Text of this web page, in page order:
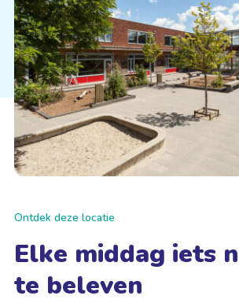
Ontdek deze locatie
Elke middag iets
te beleven